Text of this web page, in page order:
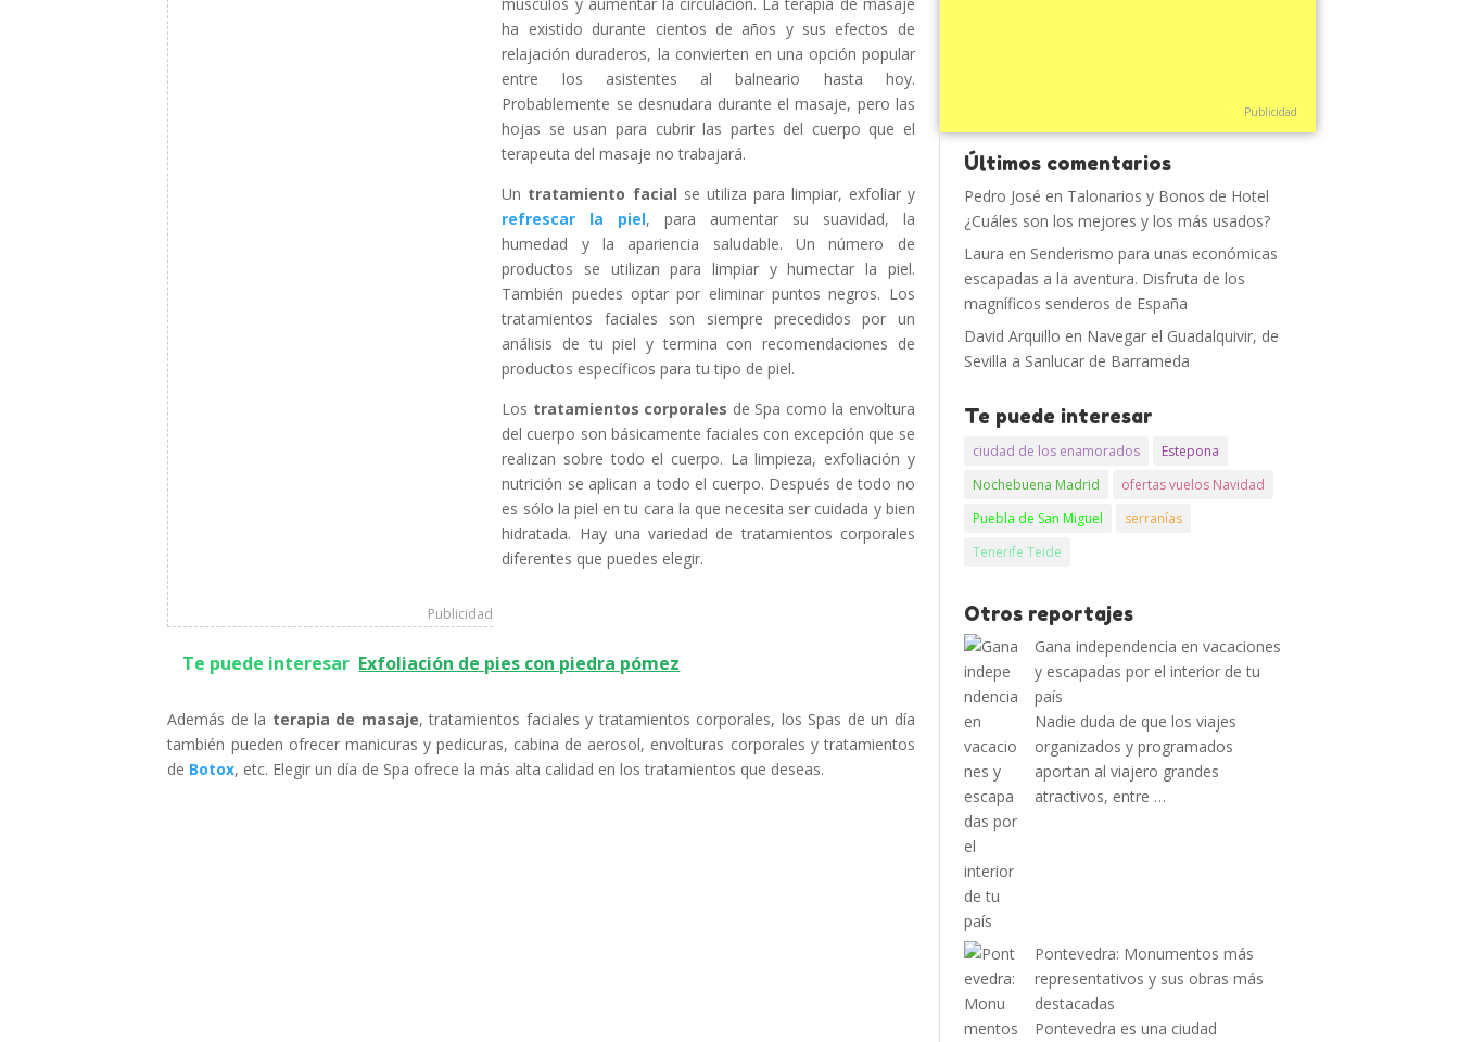
Publicidad
ha existido durante cientos de años y sus efectos de
relajación duraderos, la convierten en una opción popular
entre los asistentes al balneario hasta hoy.
Probablemente se desnudara durante el masaje, pero las
hojas se usan para cubrir las partes del cuerpo que el
terapeuta del masaje no trabajará.
Un tratamiento facial se utiliza para limpiar, exfoliar y
refrescar la piel, para aumentar su suavidad, la
humedad y la apariencia saludable. Un número de
productos se utilizan para limpiar y humectar la piel.
También puedes optar por eliminar puntos negros. Los
tratamientos faciales son siempre precedidos por un
análisis de tu piel y termina con recomendaciones de
productos específicos para tu tipo de piel.
Los tratamientos corporales de Spa como la envoltura
del cuerpo son básicamente faciales con excepción que se
realizan sobre todo el cuerpo. La limpieza, exfoliación y
nutrición se aplican a todo el cuerpo. Después de todo no
es sólo la piel en tu cara la que necesita ser cuidada y bien
hidratada. Hay una variedad de tratamientos corporales
diferentes que puedes elegir.
Te puede interesar Exfoliación de pies con piedra pómez
Además de la terapia de masaje, tratamientos faciales y tratamientos corporales, los Spas de un día
también pueden ofrecer manicuras y pedicuras, cabina de aerosol, envolturas corporales y tratamientos
de Botox, etc. Elegir un día de Spa ofrece la más alta calidad en los tratamientos que deseas.
Publicidad
Últimos comentarios
Pedro José en Talonarios y Bonos de Hotel
¿Cuáles son los mejores y los más usados?
Laura en Senderismo para unas económicas
escapadas a la aventura. Disfruta de los
magníficos senderos de España
David Arquillo en Navegar el Guadalquivir, de
Sevilla a Sanlucar de Barrameda
Te puede interesar
ciudad de los enamorados
Estepona
Nochebuena Madrid
ofertas vuelos Navidad
Puebla de San Miguel
serranías
Tenerife Teide
Otros reportajes
Gana independencia en vacaciones
y escapadas por el interior de tu
país
Nadie duda de que los viajes
organizados y programados
aportan al viajero grandes
atractivos, entre …
Pontevedra: Monumentos más
representativos y sus obras más
destacadas
Pontevedra es una ciudad